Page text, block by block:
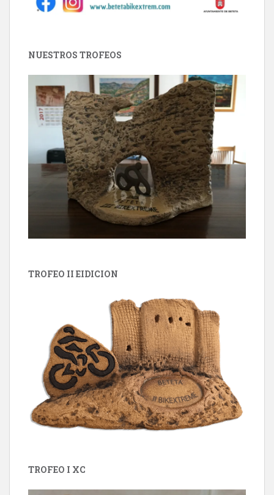
NUESTROS TROFEOS
TROFEO II EIDICION
TROFEO I XC